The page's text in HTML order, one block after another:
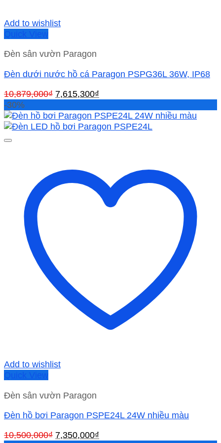
Add to wishlist
Quick View
Đèn sân vườn Paragon
Đèn dưới nước hồ cá Paragon PSPG36L 36W, IP68
10,879,000₫ Giá
là:
10,879,000₫.
7,615,300₫
tại
là:
-30%
Add to wishlist
Quick View
Đèn sân vườn Paragon
Đèn hồ bơi Paragon PSPE24L 24W nhiều màu
10,500,000₫ Giá
7,350,000₫